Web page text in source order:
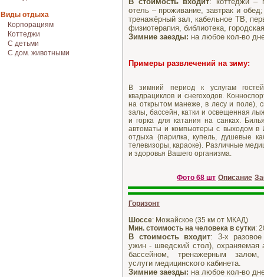
Виды отдыха
Корпорациям
Коттеджи
С детьми
С дом. животными
отель – проживание, завтрак и
тренажёрный зал, кабельное ТВ,
физиотерапия, библиотека,
Зимние заезды: на любое кол-во
Примеры развлечений на зиму:
В зимний период к услугам
квадрациклов и снегоходов.
на открытом манеже, в лесу и поле),
залы, бассейн, катки и освещенная
и горка для катания на санках.
автоматы и компьютеры с выходом в
отдыха (парилка, купель, душевые
телевизоры, караоке). Различные
и здоровья Вашего организма.
Фото 68 шт Описание
Горизонт
Шоссе: Можайское (35 км от МКАД)
Мин. стоимость на человека в сутки:
В стоимость входит: 3-х разовое
ужин - шведский стол), охраняемая
бассейном, тренажерным
услуги медицинского кабинета.
Зимние заезды: на любое кол-во